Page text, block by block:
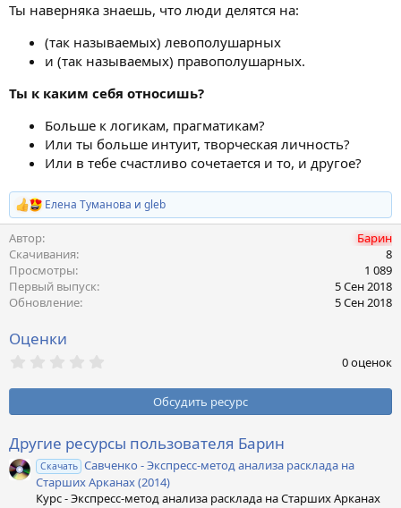
а
и
я
Ты наверняка знаешь, что люди делятся на:
(так называемых) левополушарных
и (так называемых) правополушарных.
Ты к каким себя относишь?
Больше к логикам, прагматикам?
Или ты больше интуит, творческая личность?
Или в тебе счастливо сочетается и то, и другое?
Р
е
а
к
ц
и
и
:
Елена Туманова и gleb
Автор
Барин
Скачивания
8
Просмотры
1 089
Первый выпуск
5 Сен 2018
Обновление
5 Сен 2018
Оценки
0
з
ё
з
д
0 оценок
Обсудить ресурс
Другие ресурсы пользователя Барин
Скачать Савченко - Экспресс-метод анализа расклада на
Старших Арканах (2014)
Курс - Экспресс-метод анализа расклада на Старших Арканах